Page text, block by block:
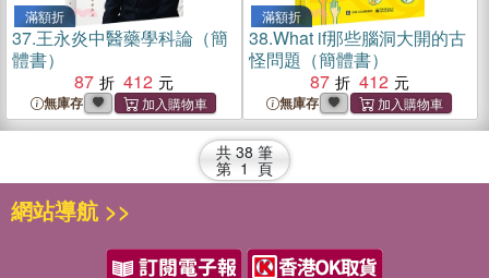
滿額折
37.王永炎中醫藥學科論（簡
體書）
87
412
無庫存
滿額折
38.What if那些腦洞大開的古
怪問題（簡體書）
87
412
無庫存
共 38 筆
第 1 頁
網站導航 >>